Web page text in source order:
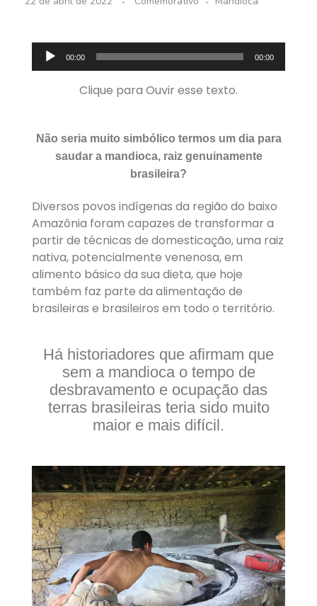
Tocador
de
00:00 00:00
Clique para Ouvir esse texto.
Não seria muito simbólico termos um dia para
saudar a mandioca, raiz genuinamente
brasileira?
Diversos povos indígenas da região do baixo
Amazônia foram capazes de transformar a
partir de técnicas de domesticação, uma raiz
nativa, potencialmente venenosa, em
alimento básico da sua dieta, que hoje
também faz parte da alimentação de
brasileiras e brasileiros em todo o território.
Há historiadores que afirmam que
sem a mandioca o tempo de
desbravamento e ocupação das
terras brasileiras teria sido muito
maior e mais difícil.